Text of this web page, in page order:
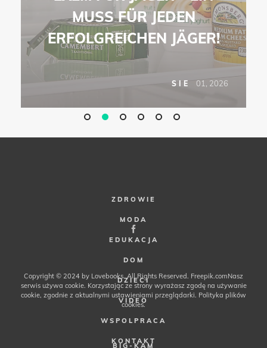
MUSS FÜR JEDEN
ERFOLGREICHEN JÄGER!
SIE 01, 2026
ZDROWIE
MODA
EDUKACJA
DOM
DZIECI
VIDEO
WSPOLPRACA
KONTAKT
Copyright © 2024 by Lovebooks. All Rights Reserved. Freepik.comNasz
serwis używa cookie. Korzystając ze strony wyrażasz zgodę na używanie
cookie, zgodnie z aktualnymi ustawieniami przeglądarki. Polityka plików
cookies.
BIG-KAM